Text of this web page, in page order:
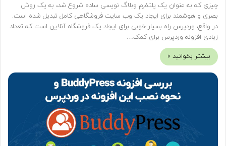
چیزی که به عنوان یک پلتفرم وبلاگ نویسی ساده شروع شد، به یک روش
بصری و هوشمند برای ایجاد یک وب سایت فروشگاهی کامل تبدیل شده است.
در واقع، وردپرس راه بسیار خوبی برای ایجاد یک فروشگاه آنلاین است که تعداد
زیادی افزونه وردپرس برای کمک…
بیشتر بخوانید »